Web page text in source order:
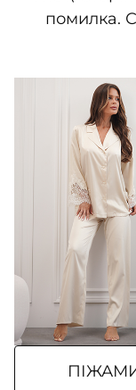
помилка.